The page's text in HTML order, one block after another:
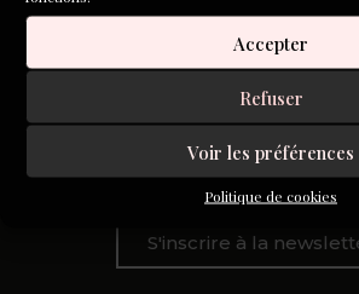
Accepter
Refuser
Voir les préférences
Politique de cookies
fin de vie, le droit à mourir,
thérapeutique… On a là les ingrédients
qu’elle creuse est celle de l’écriture :
voix tour à tour furieuse et terrassée.
S'inscrire à la